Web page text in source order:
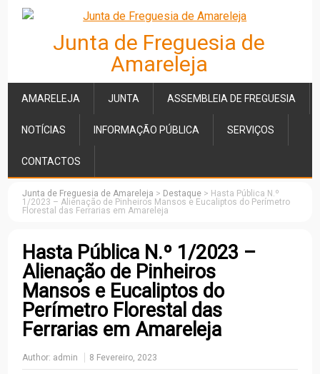
Junta de Freguesia de
Amareleja
AMARELEJA JUNTA ASSEMBLEIA DE FREGUESIA
NOTÍCIAS INFORMAÇÃO PÚBLICA SERVIÇOS
CONTACTOS
Junta de Freguesia de Amareleja > Destaque > Hasta Pública N.º
1/2023 – Alienação de Pinheiros Mansos e Eucaliptos do Perímetro
Florestal das Ferrarias em Amareleja
Hasta Pública N.º 1/2023 –
Alienação de Pinheiros
Mansos e Eucaliptos do
Perímetro Florestal das
Ferrarias em Amareleja
Author: admin 8 Fevereiro, 2023